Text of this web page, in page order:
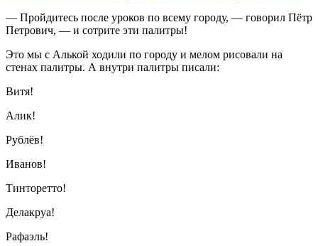
— Пройдитесь после уроков по всему городу, — говорил Пётр
Петрович, — и сотрите эти палитры!
Это мы с Алькой ходили по городу и мелом рисовали на
стенах палитры. А внутри палитры писали:
Витя!
Алик!
Рублёв!
Иванов!
Тинторетто!
Делакруа!
Рафаэль!